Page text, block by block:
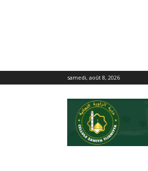
samedi, août 8, 2026